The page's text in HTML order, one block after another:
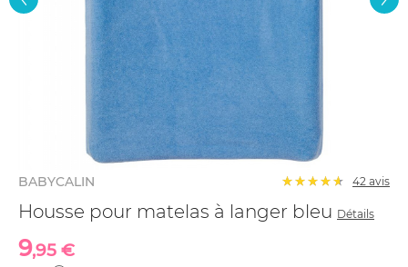
BABYCALIN 42 avis
Housse pour matelas à langer bleu Détails
9,95 €